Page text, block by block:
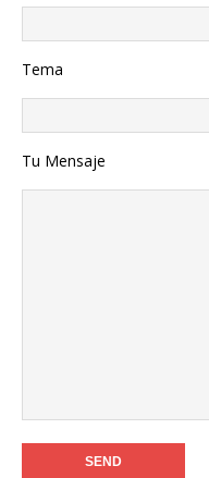
Tema
Tu Mensaje